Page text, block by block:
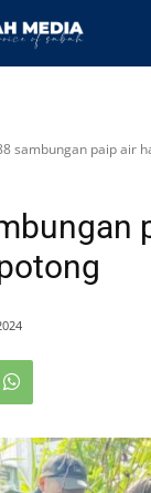
sambungan paip air